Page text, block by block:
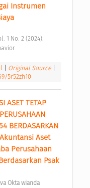
Instrumen
Original Source
5r52zh10
ASET TETAP
BERDASARKAN
Aset
Perusahaan
Psak
Okta wianda